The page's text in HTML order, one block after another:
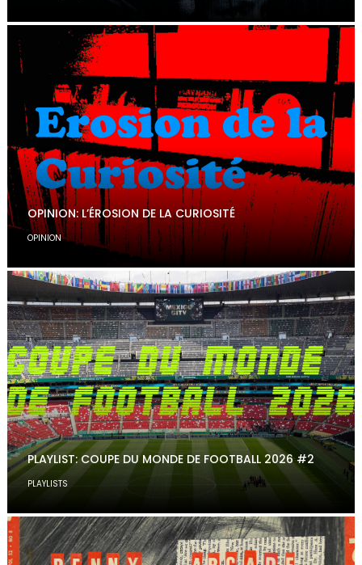
OPINION: L’ÉROSION DE LA CURIOSITÉ
OPINION
PLAYLIST: COUPE DU MONDE DE FOOTBALL 2026 #2
PLAYLISTS